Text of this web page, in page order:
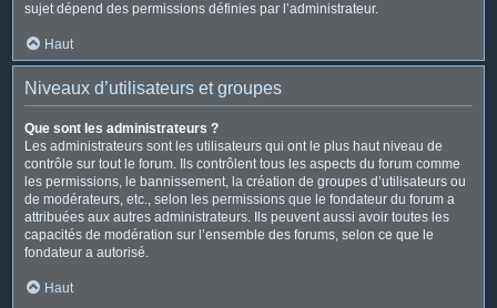
sujet dépend des permissions définies par l’administrateur.
Haut
Niveaux d’utilisateurs et groupes
Que sont les administrateurs ?
Les administrateurs sont les utilisateurs qui ont le plus haut niveau de
contrôle sur tout le forum. Ils contrôlent tous les aspects du forum comme
les permissions, le bannissement, la création de groupes d’utilisateurs ou
de modérateurs, etc., selon les permissions que le fondateur du forum a
attribuées aux autres administrateurs. Ils peuvent aussi avoir toutes les
capacités de modération sur l’ensemble des forums, selon ce que le
fondateur a autorisé.
Haut